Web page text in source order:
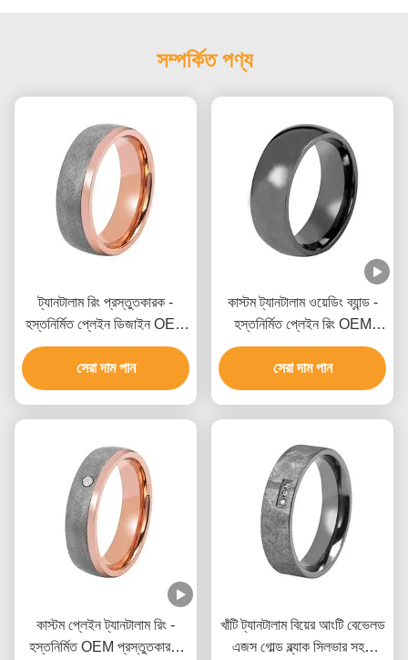
সম্পর্কিত পণ্য
ট্যানটালাম রিং প্রস্তুতকারক -
হস্তনির্মিত প্লেইন ডিজাইন OEM
উপলব্ধ
সেরা দাম পান
কাস্টম ট্যানটালাম ওয়েডিং ব্যান্ড -
হস্তনির্মিত প্লেইন রিং OEM
সরবরাহকারী
সেরা দাম পান
কাস্টম প্লেইন ট্যানটালাম রিং -
হস্তনির্মিত OEM প্রস্তুতকারক|
খাঁটি ট্যানটালাম বিয়ের আংটি বেভেলড
এজস গোল্ড ব্ল্যাক সিলভার সহজ